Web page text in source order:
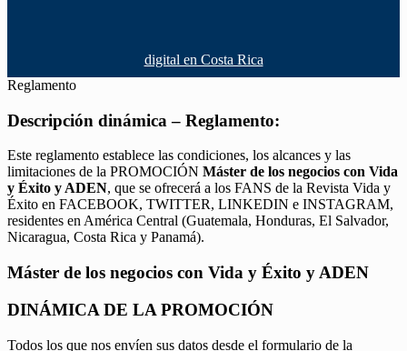
digital en Costa Rica
Reglamento
Descripción dinámica – Reglamento:
Este reglamento establece las condiciones, los alcances y las
limitaciones de la PROMOCIÓN Máster de los negocios con Vida
y Éxito y ADEN, que se ofrecerá a los FANS de la Revista Vida y
Éxito en FACEBOOK, TWITTER, LINKEDIN e INSTAGRAM,
residentes en América Central (Guatemala, Honduras, El Salvador,
Nicaragua, Costa Rica y Panamá).
Máster de los negocios con Vida y Éxito y ADEN
DINÁMICA DE LA PROMOCIÓN
Todos los que nos envíen sus datos desde el formulario de la